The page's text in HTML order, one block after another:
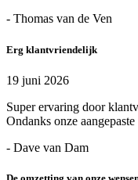
- Thomas van de Ven
Erg klantvriendelijk
19 juni 2026
Super ervaring door
Ondanks onze
- Dave van Dam